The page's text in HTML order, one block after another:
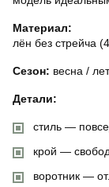
Материал:
лён без стрейча
Сезон: весна /
Детали:
стиль —
крой —
воротник —